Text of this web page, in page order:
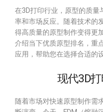
在3D打印行业，原型的质量
率和市场反应。随着技术的
得高质量的原型制作变得更
介绍当下优质原型排名，重
应用，帮助您在选择合适的
现代3D
随着市场对快速原型制作需